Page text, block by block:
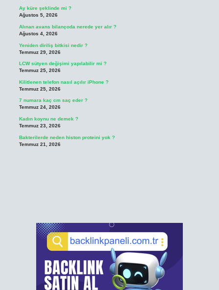
Ay küre şeklinde mi ?
Ağustos 5, 2026
Alınan avans bilançoda nerede yer alır ?
Ağustos 4, 2026
Yeniden diriliş bitkisi nedir ?
Temmuz 29, 2026
LCW sütyen değişimi yapılabilir mi ?
Temmuz 25, 2026
Kilitlenen telefon nasıl açılır iPhone ?
Temmuz 25, 2026
7 numara kaç cm saç eder ?
Temmuz 24, 2026
Kadın koynu ne demek ?
Temmuz 23, 2026
Bakterilerde neden histon proteini yok ?
Temmuz 21, 2026